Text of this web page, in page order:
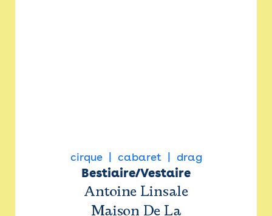
cirque cabaret drag
Bestiaire/Vestaire
Antoine Linsale
Maison De La